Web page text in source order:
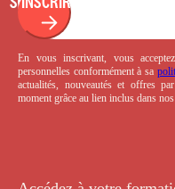
En vous inscrivant, vous
personnelles conformément à sa
actualités, nouveautés et offres
moment grâce au lien inclus dans nos